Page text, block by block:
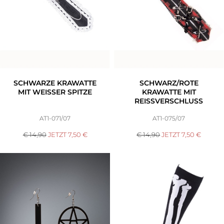
SCHWARZE KRAWATTE
MIT WEISSER SPITZE
AT1-071/07
€ 14,90 JETZT7,50 €
SCHWARZ/ROTE
KRAWATTE MIT
REISSVERSCHLUSS
AT1-075/07
€ 14,90JETZT7,50 €